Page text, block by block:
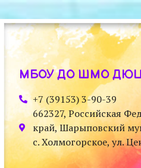
МБОУ ДО ШМО
+7 (39153) 3-90-39
662327, Российская
край, Шарыповский
с. Холмогорское, ул.